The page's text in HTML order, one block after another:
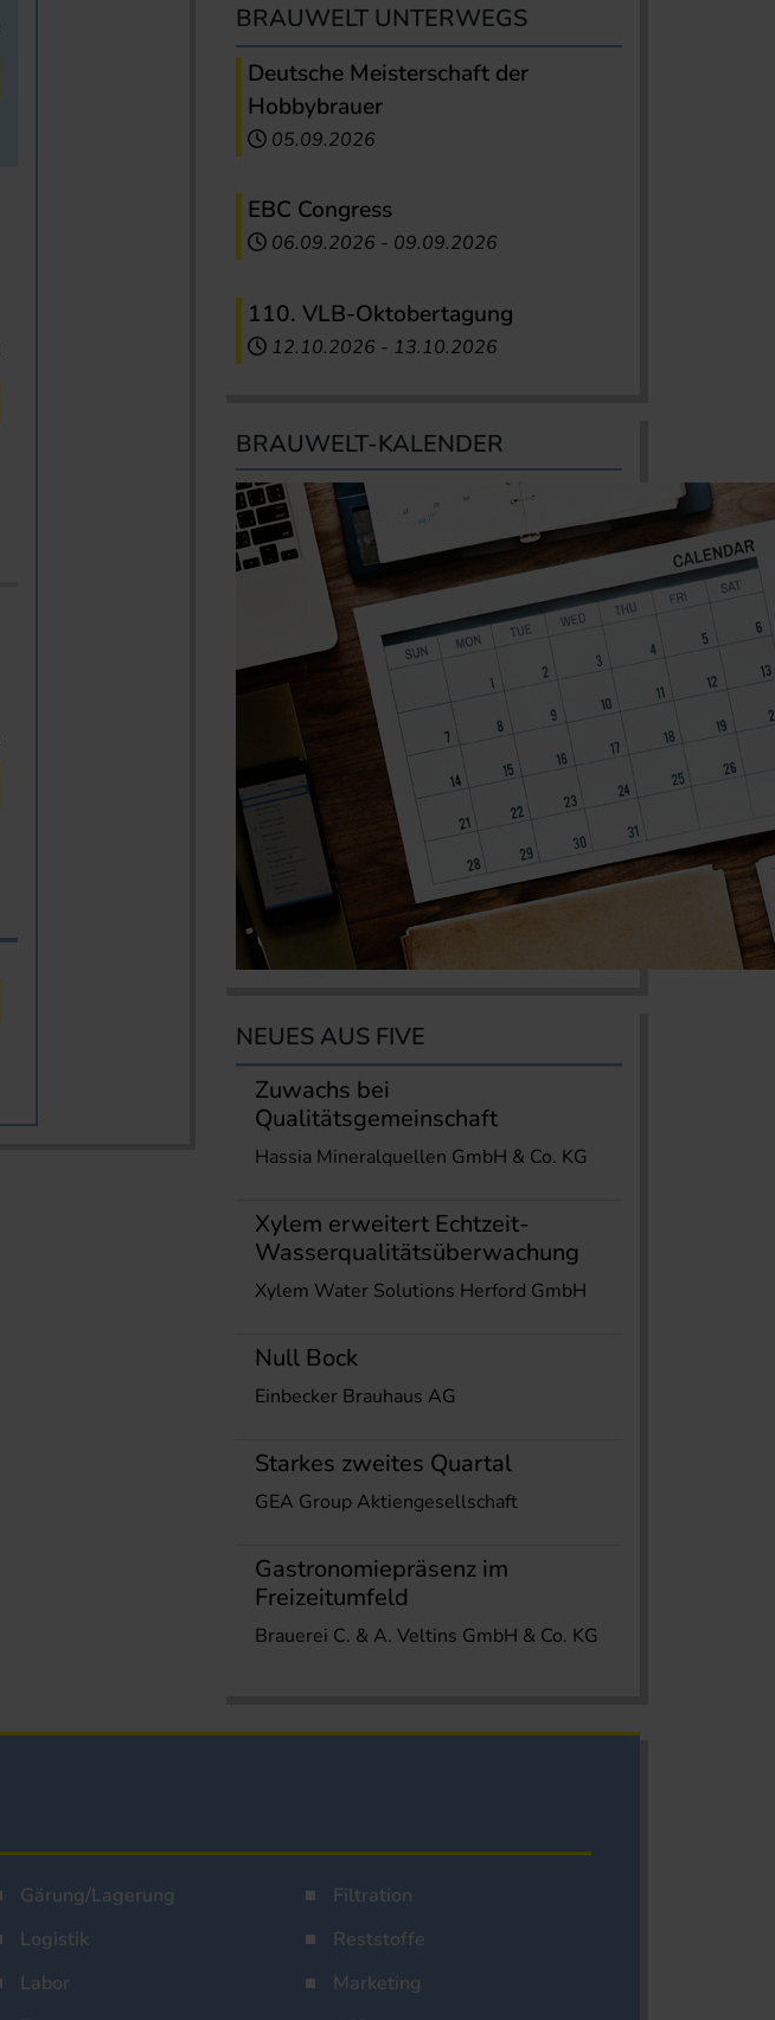
BRAUWELT UNTERWEGS
Deutsche Meisterschaft der
Hobbybrauer
05.09.2026
EBC Congress
06.09.2026 - 09.09.2026
110. VLB-Oktobertagung
12.10.2026 - 13.10.2026
BRAUWELT-KALENDER
NEUES AUS FIVE
Zuwachs bei
Qualitätsgemeinschaft
Hassia Mineralquellen GmbH & Co. KG
Xylem erweitert Echtzeit-
Wasserqualitätsüberwachung
Xylem Water Solutions Herford GmbH
Null Bock
Einbecker Brauhaus AG
Starkes zweites Quartal
GEA Group Aktiengesellschaft
Gastronomiepräsenz im
Freizeitumfeld
Brauerei C. & A. Veltins GmbH & Co. KG
Gärung/Lagerung
Filtration
Logistik
Reststoffe
Labor
Marketing